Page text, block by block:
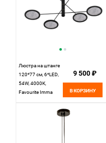
Люстра на штанге
120*77 см, 6*LED,
54W, 4000К,
Favourite Imma
9 500 ₽
В КОРЗИНУ